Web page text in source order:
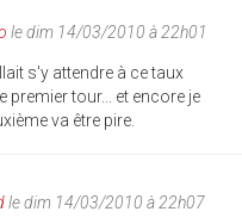
le dim 14/03/2010 à 22h01
s'y attendre à ce taux
premier tour... et encore je
va être pire.
le dim 14/03/2010 à 22h07